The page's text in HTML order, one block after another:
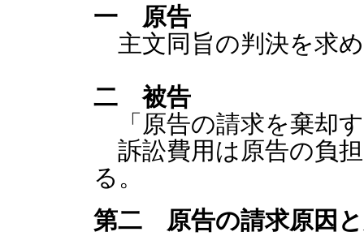
一 原告
主文同旨の判決を求
二 被告
「原告の請求を棄却
訴訟費用は原告の負
る。
第二 原告の請求原因